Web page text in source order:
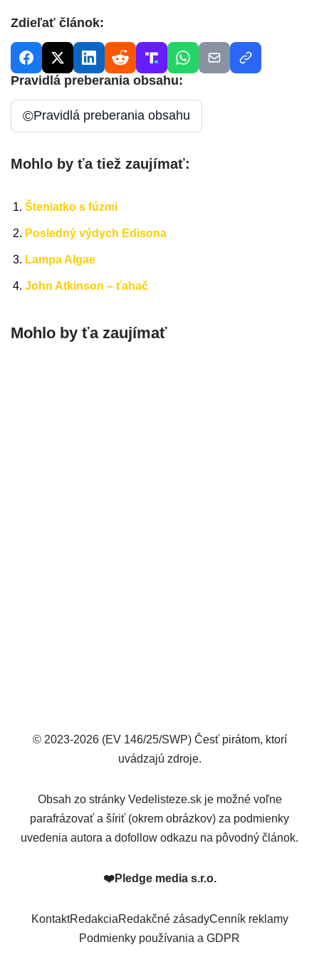
Zdieľať článok:
Pravidlá preberania obsahu:
©Pravidlá preberania obsahu
Mohlo by ťa tiež zaujímať:
Šteniatko s fúzmi
Posledný výdych Edisona
Lampa Algae
John Atkinson – ťahač
Mohlo by ťa zaujímať
© 2023-2026 (EV 146/25/SWP) Česť pirátom, ktorí
uvádzajú zdroje.
Obsah zo stránky Vedelisteze.sk je možné voľne
parafrázovať a šíriť (okrem obrázkov) za podmienky
uvedenia autora a dofollow odkazu na pôvodný článok.
❤️Pledge media s.r.o.
KontaktRedakciaRedakčné zásadyCenník reklamy
Podmienky používania a GDPR